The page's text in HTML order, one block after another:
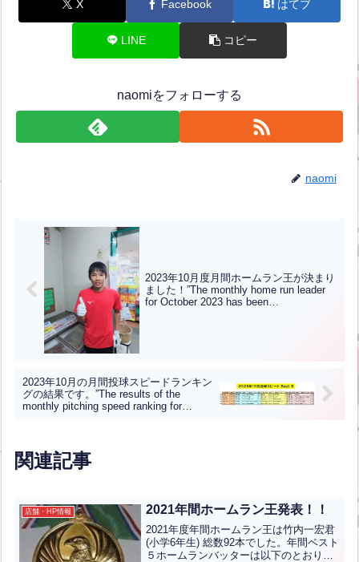
X Facebook はてブ
LINE コピー
naomiをフォローする
naomi
2023年10月度月間ホームラン王が決まり
ました！”The monthly home run leader
for October 2023 has been
2023年10月の月間投球スピードランキン
グの結果です。”The results of the
monthly pitching speed ranking for
関連記事
店舗・HP情報 2021年間ホームラン王発表！！
2021年度年間ホームラン王は竹内一宏君
(小学6年生) 総数92本でした。年間ベスト
５ホームランバッターは以下のとおりで